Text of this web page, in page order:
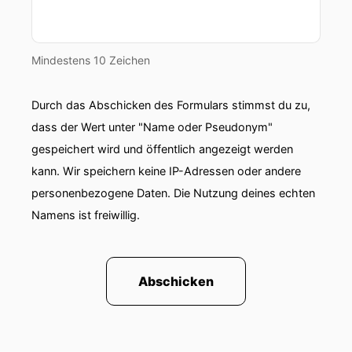
00:01:09: Eine Welt mit Kriegen und Konflikten –
00:01:14: Uno-Resolutionen, die ignoriert
werden.
00:01:17: Das ist das wir derzeit tagtäglich in
den Medien sehen.
00:01:20: Wozu ist denn eigentlich die UNO da?
00:01:25: Hallo und herzlich willkommen zu
Mindestens 10 Zeichen
Durch das Abschicken des Formulars stimmst du zu,
dass der Wert unter "Name oder Pseudonym"
gespeichert wird und öffentlich angezeigt werden
kann. Wir speichern keine IP-Adressen oder andere
personenbezogene Daten. Die Nutzung deines echten
Namens ist freiwillig.
Abschicken